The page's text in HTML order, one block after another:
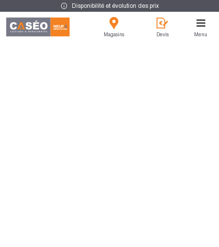
Disponibilité et évolution des prix
Magasins Devis Menu